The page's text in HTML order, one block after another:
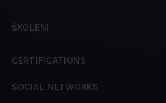
ŠKOLENÍ
CERTIFICATIONS
SOCIAL NETWORKS